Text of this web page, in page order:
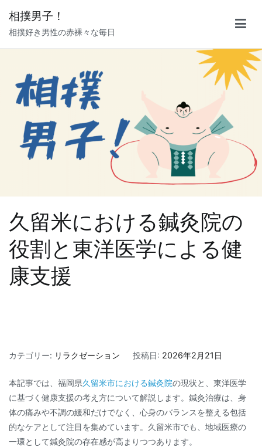
ス
相撲男子！
相撲好き男性の赤裸々な毎日
久留米における鍼灸院の
役割と東洋医学による健
康支援
カテゴリー: リラクゼーション 投稿日: 2026年2月21日
本記事では、福岡県久留米市における鍼灸院の現状と、東洋医学
に基づく健康支援の考え方について解説します。鍼灸治療は、身
体の痛みや不調の緩和だけでなく、心身のバランスを整える包括
的なケアとして注目を集めています。久留米市でも、地域医療の
一環として鍼灸院の存在感が高まりつつあります。